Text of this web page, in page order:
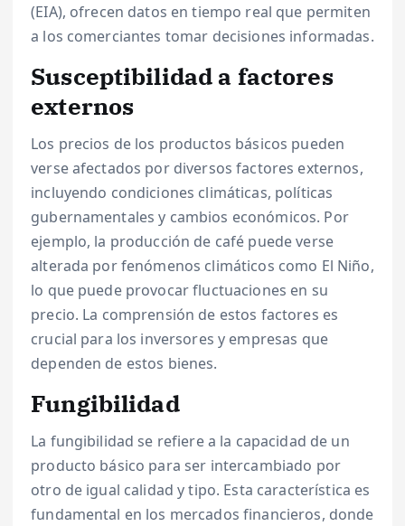
(EIA), ofrecen datos en tiempo real que permiten
a los comerciantes tomar decisiones informadas.
Susceptibilidad a factores
externos
Los precios de los productos básicos pueden
verse afectados por diversos factores externos,
incluyendo condiciones climáticas, políticas
gubernamentales y cambios económicos. Por
ejemplo, la producción de café puede verse
alterada por fenómenos climáticos como El Niño,
lo que puede provocar fluctuaciones en su
precio. La comprensión de estos factores es
crucial para los inversores y empresas que
dependen de estos bienes.
Fungibilidad
La fungibilidad se refiere a la capacidad de un
producto básico para ser intercambiado por
otro de igual calidad y tipo. Esta característica es
fundamental en los mercados financieros, donde